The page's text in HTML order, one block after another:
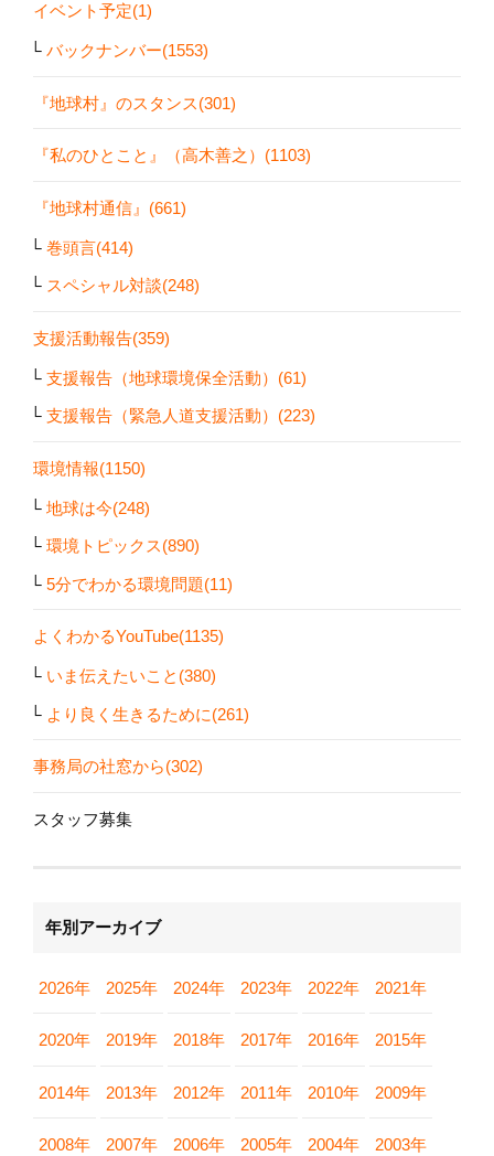
イベント予定(1)
バックナンバー(1553)
『地球村』のスタンス(301)
『私のひとこと』（高木善之）(1103)
『地球村通信』(661)
巻頭言(414)
スペシャル対談(248)
支援活動報告(359)
支援報告（地球環境保全活動）(61)
支援報告（緊急人道支援活動）(223)
環境情報(1150)
地球は今(248)
環境トピックス(890)
5分でわかる環境問題(11)
よくわかるYouTube(1135)
いま伝えたいこと(380)
より良く生きるために(261)
事務局の社窓から(302)
スタッフ募集
年別アーカイブ
2026年 2025年 2024年 2023年 2022年 2021年
2020年 2019年 2018年 2017年 2016年 2015年
2014年 2013年 2012年 2011年 2010年 2009年
2008年 2007年 2006年 2005年 2004年 2003年